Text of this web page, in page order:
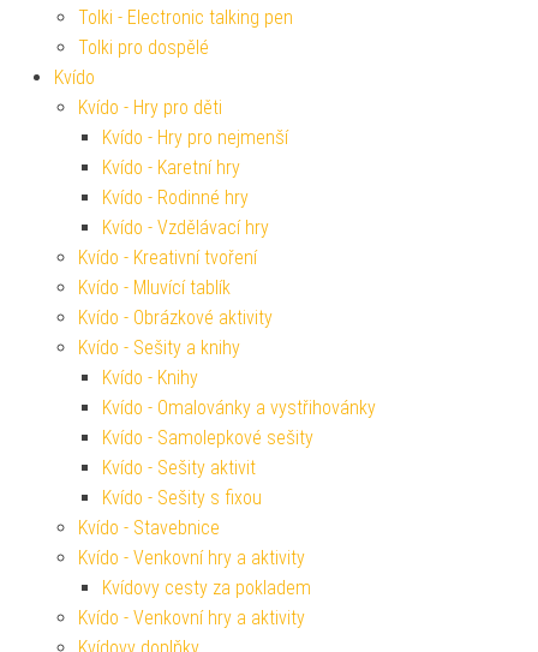
Tolki - Electronic talking pen
Tolki pro dospělé
Kvído
Kvído - Hry pro děti
Kvído - Hry pro nejmenší
Kvído - Karetní hry
Kvído - Rodinné hry
Kvído - Vzdělávací hry
Kvído - Kreativní tvoření
Kvído - Mluvící tablík
Kvído - Obrázkové aktivity
Kvído - Sešity a knihy
Kvído - Knihy
Kvído - Omalovánky a vystřihovánky
Kvído - Samolepkové sešity
Kvído - Sešity aktivit
Kvído - Sešity s fixou
Kvído - Stavebnice
Kvído - Venkovní hry a aktivity
Kvídovy cesty za pokladem
Kvído - Venkovní hry a aktivity